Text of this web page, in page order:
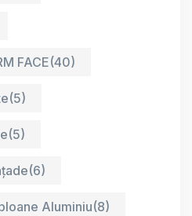
FACE(40)
(5)
(5)
(6)
Aluminiu(8)